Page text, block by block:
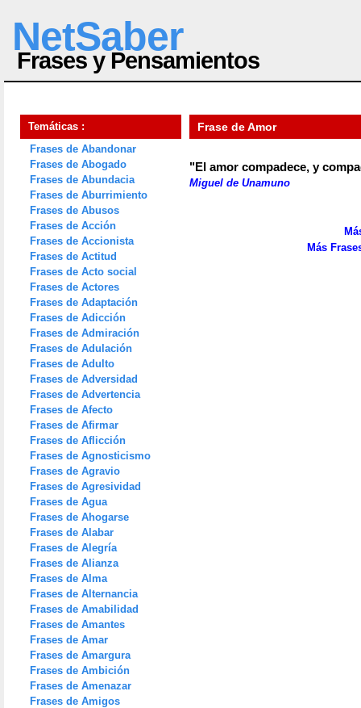
NetSaber
Frases y Pensamientos
Temáticas :
Frases de Abandonar
Frases de Abogado
Frases de Abundacia
Frases de Aburrimiento
Frases de Abusos
Frases de Acción
Frases de Accionista
Frases de Actitud
Frases de Acto social
Frases de Actores
Frases de Adaptación
Frases de Adicción
Frases de Admiración
Frases de Adulación
Frases de Adulto
Frases de Adversidad
Frases de Advertencia
Frases de Afecto
Frases de Afirmar
Frases de Aflicción
Frases de Agnosticismo
Frases de Agravio
Frases de Agresividad
Frases de Agua
Frases de Ahogarse
Frases de Alabar
Frases de Alegría
Frases de Alianza
Frases de Alma
Frases de Alternancia
Frases de Amabilidad
Frases de Amantes
Frases de Amar
Frases de Amargura
Frases de Ambición
Frases de Amenazar
Frases de Amigos
Frase de Amor
"El amor compadece, y
Miguel de Unamuno
Más